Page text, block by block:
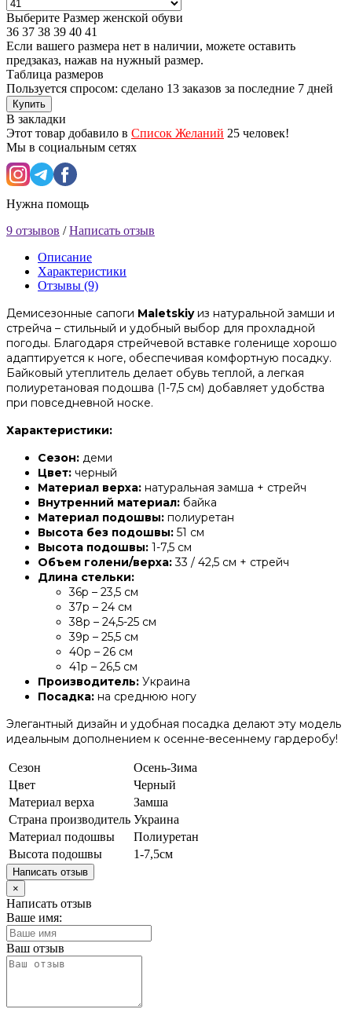
Выберите Размер женской обуви
36 37 38 39 40 41
Если вашего размера нет в наличии, можете оставить
предзаказ, нажав на нужный размер.
Таблица размеров
Пользуется спросом: сделано 13 заказов за последние 7 дней
Купить
В закладки
Этот товар добавило в Список Желаний 25 человек!
Мы в социальным сетях
Нужна помощь
9 отзывов /Написать отзыв
Описание
Характеристики
Отзывы (9)
Демисезонные сапоги Maletskiyиз натуральной замши и
стрейча – стильный и удобный выбор для прохладной
погоды. Благодаря стрейчевой вставке голенище хорошо
адаптируется к ноге, обеспечивая комфортную посадку.
Байковый утеплитель делает обувь теплой, а легкая
полиуретановая подошва (1-7,5 см) добавляет удобства
при повседневной носке.
Характеристики:
Сезон: деми
Цвет: черный
Материал верха: натуральная замша + стрейч
Внутренний материал: байка
Материал подошвы: полиуретан
Высота без подошвы: 51 см
Высота подошвы: 1-7,5 см
Объем голени/верха:33 / 42,5 см + стрейч
Длина стельки:
36р – 23,5 см
37р – 24 см
38р – 24,5-25 см
39р – 25,5 см
40р – 26 см
41р – 26,5 см
Производитель: Украина
Посадка: на среднюю ногу
Элегантный дизайн и удобная посадка делают эту модель
идеальным дополнением к осенне-весеннему гардеробу!
Сезон
Осень-Зима
Цвет
Черный
Материал верха
Замша
Страна производитель Украина
Материал подошвы
Полиуретан
Высота подошвы
1-7,5см
Написать отзыв
×
Написать отзыв
Ваше имя:
Ваш отзыв